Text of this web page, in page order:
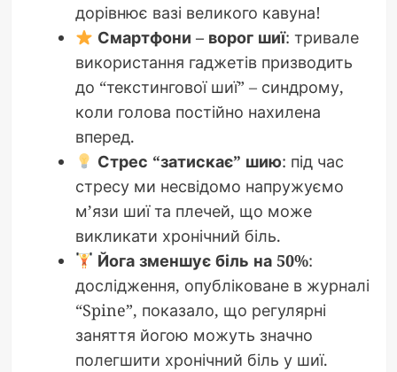
дорівнює вазі великого кавуна!
Смартфони – ворог шиї: тривале
використання гаджетів призводить
до “текстингової шиї” – синдрому,
коли голова постійно нахилена
вперед.
Стрес “затискає” шию: під час
стресу ми несвідомо напружуємо
м’язи шиї та плечей, що може
викликати хронічний біль.
Йога зменшує біль на 50%:
дослідження, опубліковане в журналі
“Spine”, показало, що регулярні
заняття йогою можуть значно
полегшити хронічний біль у шиї.